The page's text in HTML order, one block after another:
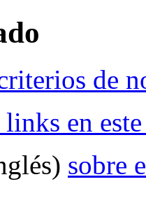
de
links en
sobre